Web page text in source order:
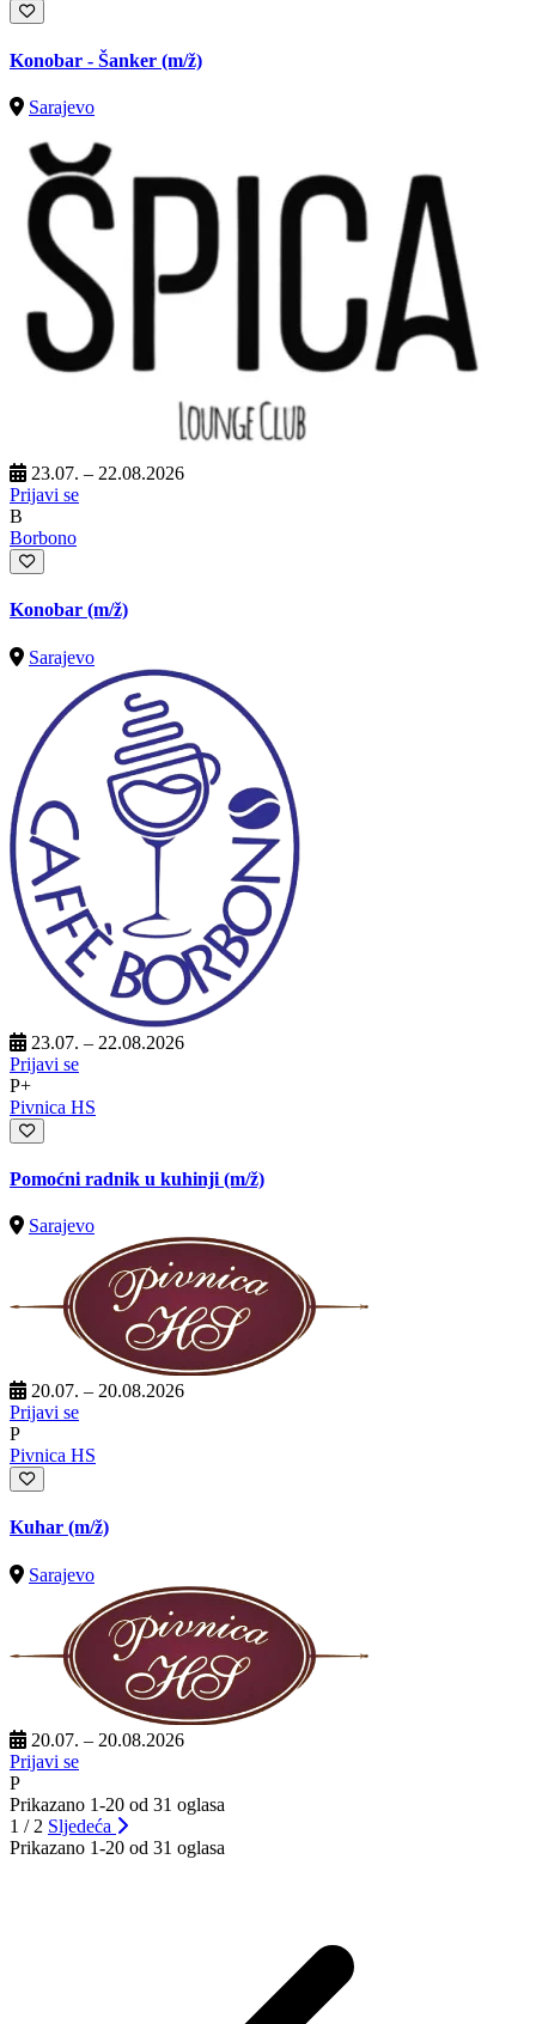
Konobar - Šanker (m/ž)
Sarajevo
23.07. – 22.08.2026
Prijavi se
B
Borbono
Konobar (m/ž)
Sarajevo
23.07. – 22.08.2026
Prijavi se
P+
Pivnica HS
Pomoćni radnik u kuhinji (m/ž)
Sarajevo
20.07. – 20.08.2026
Prijavi se
P
Pivnica HS
Kuhar (m/ž)
Sarajevo
20.07. – 20.08.2026
Prijavi se
P
Prikazano 1-20 od 31 oglasa
1 / 2 Sljedeća
Prikazano 1-20 od 31 oglasa